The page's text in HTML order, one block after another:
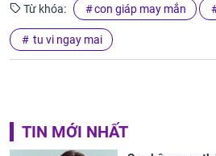
Từ khóa: con giáp may mắn
tu vi ngay mai
TIN MỚI NHẤT